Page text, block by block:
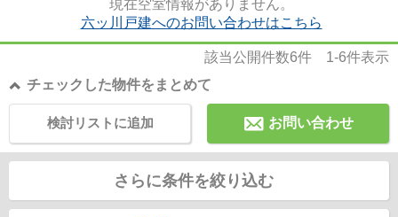
現在空室情報がありません。
六ッ川戸建へのお問い合わせはこちら
該当公開件数6件 1-6件表示
チェックした物件をまとめて
お問い合わせ
検討リストに追加
さらに条件を絞り込む